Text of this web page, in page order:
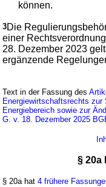
können.
3Die
einer
28. Dezember 2023
ergänzende
Text in der Fassung des
Energiewirtschaftsrechts
Energiebereich sowie zur
G. v. 18. Dezember 2025
§ 20a
§ 20a hat4 frühere